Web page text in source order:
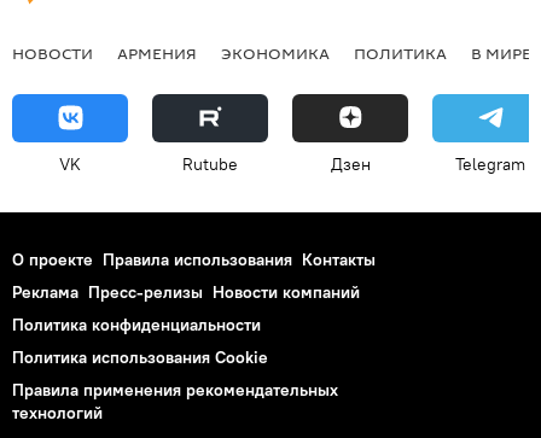
НОВОСТИ АРМЕНИЯ ЭКОНОМИКА ПОЛИТИКА В МИРЕ
VK Rutube Дзен Telegram
О проекте Правила использования Контакты
Реклама Пресс-релизы Новости компаний
Политика конфиденциальности
Политика использования Cookie
Правила применения рекомендательных
технологий